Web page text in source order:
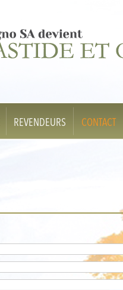
REVENDEURS CONTACT